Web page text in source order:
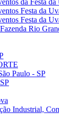
Festa da
Festa da
Rio
Paulo - SP
Industrial,